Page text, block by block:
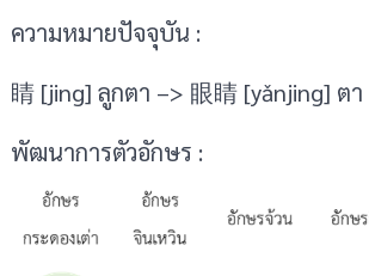
ความหมายปัจจุบัน :
睛 [jing] ลูกตา –> 眼睛 [yǎnjing] ตา
พัฒนาการตัวอักษร :